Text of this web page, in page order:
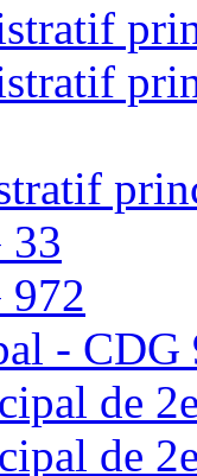
33
972
- CDG
de
de